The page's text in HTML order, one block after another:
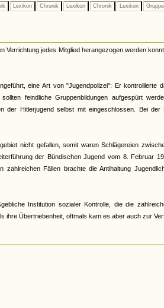
Lexikon Chronik Lexikon Chronik Lexikon Gruppe
Verrichtung jedes Mitglied herangezogen werden
eine Art von "Jugendpolizei": Er kontrollierte
feindliche Gruppenbildungen aufgespürt
der Hitlerjugend selbst mit eingeschlossen. Bei
nicht gefallen, somit waren Schlägereien
der Bündischen Jugend vom 8. Februar
Fällen brachte die Antihaltung
Institution sozialer Kontrolle, die die
ihre Übertriebenheit, oftmals kam es aber auch zur